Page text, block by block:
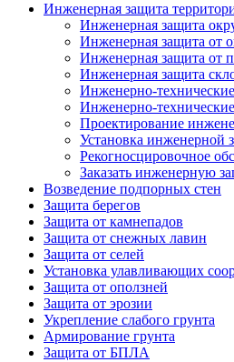
Инженерная защита
Инженерная защита
Инженерная защита от
Инженерная защита от
Инженерная защита
Инженерно-
Инженерно-
Проектирование
Установка инженерной
Рекогносцировочное
Заказать инженерную
Возведение подпорных стен
Защита берегов
Защита от камнепадов
Защита от снежных лавин
Защита от селей
Установка улавливающих
Защита от оползней
Защита от эрозии
Укрепление слабого грунта
Армирование грунта
Защита от БПЛА